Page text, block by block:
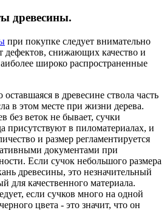
древесины.
при покупке следует внимательно
дефектов, снижающих качество и
широко распространенные
в древесине ствола часть
в этом месте при жизни дерева.
без веток не бывает, сучки
присутствуют в пиломатериалах, и
и размер регламентируется
документами при
Если сучок небольшого размера
древесины, это незначительный
для качественного материала.
если сучков много на одной
цвета - это значит, что он